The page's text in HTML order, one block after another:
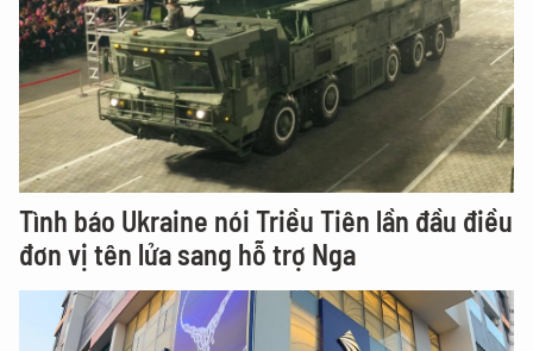
Tình báo Ukraine nói Triều Tiên lần đầu điều
đơn vị tên lửa sang hỗ trợ Nga